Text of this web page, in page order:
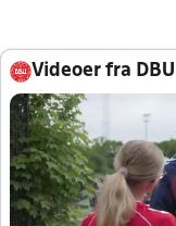
Videoer fra DBU